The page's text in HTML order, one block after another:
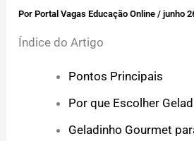
PorPortal Vagas Educação Online/junho
Índice do Artigo
Pontos Principais
Por que Escolher
Geladinho Gourmet